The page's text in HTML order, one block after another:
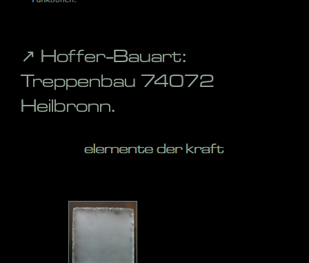
↗️ Hoffer-Bauart:
Treppenbau 74072
Heilbronn.